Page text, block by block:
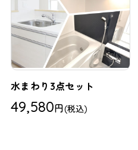
水まわり3点セット
49,580円(税込)